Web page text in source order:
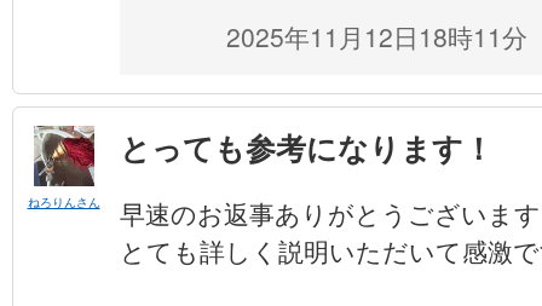
2025年11月12日18時11分
ねろりんさん
とっても参考になります！
早速のお返事ありがとうございま
とても詳しく説明いただいて感激